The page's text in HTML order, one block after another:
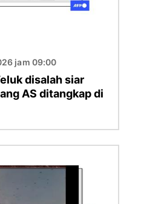
jam 09:00
disalah siar
AS ditangkap di